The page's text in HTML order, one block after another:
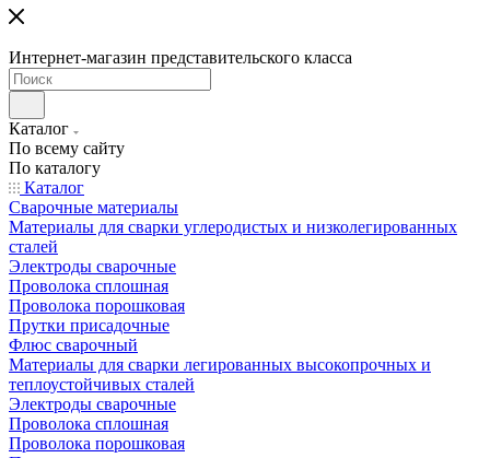
Интернет-магазин представительского класса
Каталог
По всему сайту
По каталогу
Каталог
Сварочные материалы
Материалы для сварки углеродистых и низколегированных
сталей
Электроды сварочные
Проволока сплошная
Проволока порошковая
Прутки присадочные
Флюс сварочный
Материалы для сварки легированных высокопрочных и
теплоустойчивых сталей
Электроды сварочные
Проволока сплошная
Проволока порошковая